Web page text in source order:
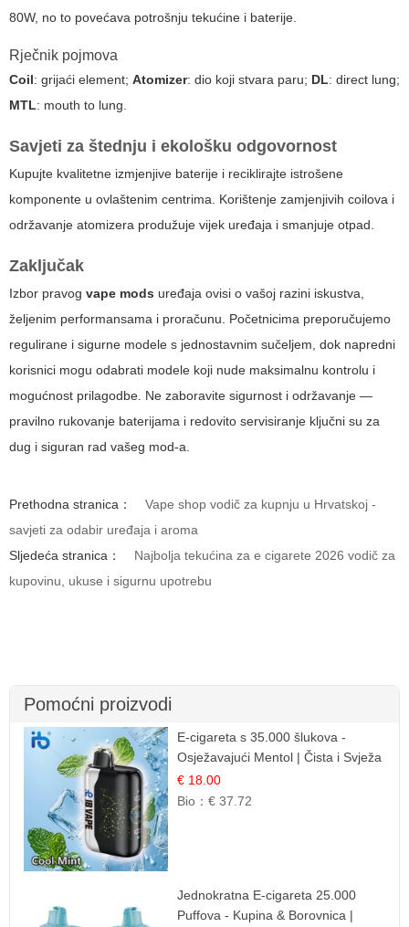
80W, no to povećava potrošnju tekućine i baterije.
Rječnik pojmova
Coil: grijaći element; Atomizer: dio koji stvara paru; DL: direct lung;
MTL: mouth to lung.
Savjeti za štednju i ekološku odgovornost
Kupujte kvalitetne izmjenjive baterije i reciklirajte istrošene
komponente u ovlaštenim centrima. Korištenje zamjenjivih coilova i
održavanje atomizera produžuje vijek uređaja i smanjuje otpad.
Zaključak
Izbor pravog vape mods uređaja ovisi o vašoj razini iskustva,
željenim performansama i proračunu. Početnicima preporučujemo
regulirane i sigurne modele s jednostavnim sučeljem, dok napredni
korisnici mogu odabrati modele koji nude maksimalnu kontrolu i
mogućnost prilagodbe. Ne zaboravite sigurnost i održavanje —
pravilno rukovanje baterijama i redovito servisiranje ključni su za
dug i siguran rad vašeg mod-a.
Prethodna stranica：
Vape shop vodič za kupnju u Hrvatskoj -
savjeti za odabir uređaja i aroma
Sljedeća stranica：
Najbolja tekućina za e cigarete 2026 vodič za
kupovinu, ukuse i sigurnu upotrebu
Pomoćni proizvodi
E-cigareta s 35.000 šlukova -
Osježavajući Mentol | Čista i Svježa
Okus
€ 18.00
Bio：€ 37.72
Jednokratna E-cigareta 25.000
Puffova - Kupina & Borovnica |